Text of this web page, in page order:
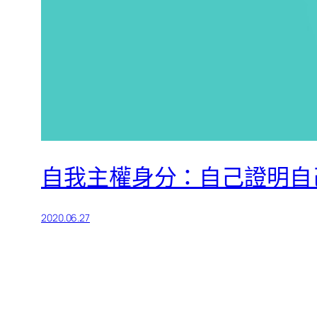
自我主權身分：自己證明
2020.06.27